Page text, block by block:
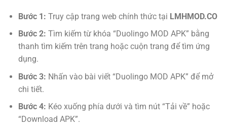
Bước 1: Truy cập trang web chính thức tại LMHMOD.CO
Bước 2: Tìm kiếm từ khóa “Duolingo MOD APK” bằng
thanh tìm kiếm trên trang hoặc cuộn trang để tìm ứng
dụng.
Bước 3: Nhấn vào bài viết “Duolingo MOD APK” để mở
chi tiết.
Bước 4: Kéo xuống phía dưới và tìm nút “Tải về” hoặc
“Download APK”.